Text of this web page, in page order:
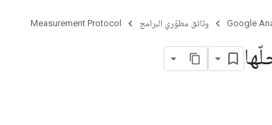
Google وثائق مطوّري البرامج Measurement Protocol